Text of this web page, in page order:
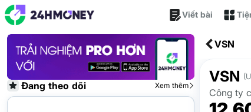
Viết bài
Đang theo dõi Xem thêm
VSN
VSN
Công ty